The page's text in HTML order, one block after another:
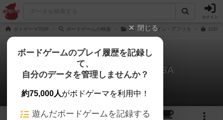
ログイン
ボドゲーマTOP ボードゲームの検索 10 デイズ・イン・アフリカ
10 デイズ・イン・ザ・USA
0件の動画
6 5
閉じる
ボードゲームのプレイ履歴を記録し
て、
自分のデータを管理しませんか？
約75,000人がボドゲーマを利用中！
遊んだボードゲームを記録する